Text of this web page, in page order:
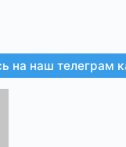
на наш телеграм